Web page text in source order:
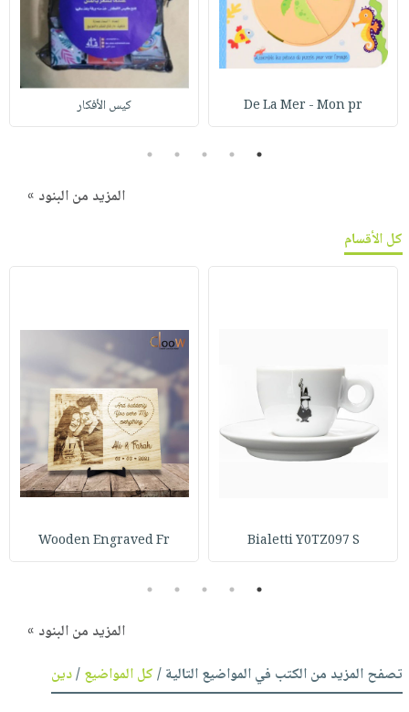
De La Mer - Mon pr كيس الأفكار
1
2
3
4
5
المزيد من البنود »
كل الأقسام
Bialetti Y0TZ097 S
Wooden Engraved Fr
1
2
3
4
5
المزيد من البنود »
تصفح المزيد من الكتب في المواضيع التالية /كل المواضيع/دين